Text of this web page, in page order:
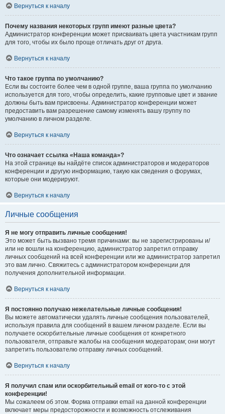
Вернуться к началу
Почему названия некоторых групп имеют разные цвета?
Администратор конференции может присваивать цвета участникам групп
для того, чтобы их было проще отличать друг от друга.
Вернуться к началу
Что такое группа по умолчанию?
Если вы состоите более чем в одной группе, ваша группа по умолчанию
используется для того, чтобы определить, какие групповые цвет и звание
должны быть вам присвоены. Администратор конференции может
предоставить вам разрешение самому изменять вашу группу по
умолчанию в личном разделе.
Вернуться к началу
Что означает ссылка «Наша команда»?
На этой странице вы найдёте список администраторов и модераторов
конференции и другую информацию, такую как сведения о форумах,
которые они модерируют.
Вернуться к началу
Личные сообщения
Я не могу отправить личные сообщения!
Это может быть вызвано тремя причинами: вы не зарегистрированы и/
или не вошли на конференцию, администратор запретил отправку
личных сообщений на всей конференции или же администратор запретил
это вам лично. Свяжитесь с администратором конференции для
получения дополнительной информации.
Вернуться к началу
Я постоянно получаю нежелательные личные сообщения!
Вы можете автоматически удалять личные сообщения пользователей,
используя правила для сообщений в вашем личном разделе. Если вы
получаете оскорбительные личные сообщения от конкретного
пользователя, отправьте жалобы на сообщения модераторам; они могут
запретить пользователю отправку личных сообщений.
Вернуться к началу
Я получил спам или оскорбительный email от кого-то с этой
конференции!
Мы сожалеем об этом. Форма отправки email на данной конференции
включает меры предосторожности и возможность отслеживания